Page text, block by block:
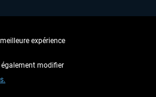
GmbH - Tous droits réservés
expérience
modifier